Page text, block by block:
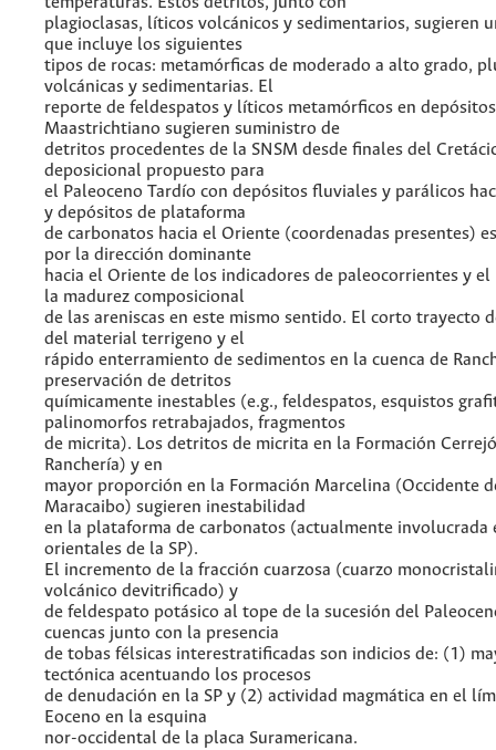
plagioclasas, líticos volcánicos y sedimentarios, sugieren
que incluye los siguientes
tipos de rocas: metamórficas de moderado a alto grado,
volcánicas y sedimentarias. El
reporte de feldespatos y líticos metamórficos en
Maastrichtiano sugieren suministro de
detritos procedentes de la SNSM desde finales del
deposicional propuesto para
el Paleoceno Tardío con depósitos fluviales y parálicos
y depósitos de plataforma
de carbonatos hacia el Oriente (coordenadas presentes)
por la dirección dominante
hacia el Oriente de los indicadores de paleocorrientes y
la madurez composicional
de las areniscas en este mismo sentido. El corto trayecto
del material terrigeno y el
rápido enterramiento de sedimentos en la cuenca de
preservación de detritos
químicamente inestables (e.g., feldespatos, esquistos
palinomorfos retrabajados, fragmentos
de micrita). Los detritos de micrita en la Formación
Ranchería) y en
mayor proporción en la Formación Marcelina (Occidente
Maracaibo) sugieren inestabilidad
en la plataforma de carbonatos (actualmente involucrada
orientales de la SP).
El incremento de la fracción cuarzosa (cuarzo
volcánico devitrificado) y
de feldespato potásico al tope de la sucesión del
cuencas junto con la presencia
de tobas félsicas interestratificadas son indicios de: (1)
tectónica acentuando los procesos
de denudación en la SP y (2) actividad magmática en el
Eoceno en la esquina
nor-occidental de la placa Suramericana.